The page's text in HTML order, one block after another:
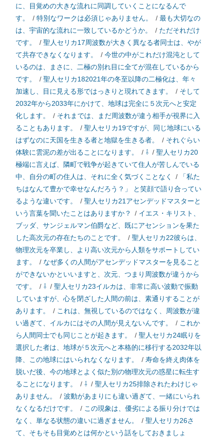
に、目覚めの大きな流れに同調していくことになるんで
す。
/ 特別なワークは必須じゃありません。 / 最も大切なの
は、宇宙的な流れに一致しているかどうか。
/ ただそれだけ
です。
/ 聖人セリカ17周波数が大きく異なる者同士は、やが
て共存できなくなります。
/ 今世の中がこれだけ混沌として
いるのは、まさに、二極の別れ目に全てが混在しているから
です。
/ 聖人セリカ182021年の冬至以降の二極化は、年々
加速し、目に見える形ではっきりと現れてきます。
/ そして
2032年から2033年にかけて、地球は完全に５次元へと安定
化します。
/ それまでは、まだ周波数が違う相手が視界に入
ることもあります。
/ 聖人セリカ19ですが、同じ地球にいる
はずなのに天国を生きる者と地獄を生きる者。
/ それぐらい
体験に雲泥の差が出ることになります。
/ ⇩ / 聖人セリカ20
極端に言えば、隣町で戦争が起きていて住人が苦しんでいる
中、自分の町の住人は、それに全く気づくことなく
/
「私た
ちはなんて豊かで幸せなんだろう？」 と笑顔で語り合ってい
るような違いです。
/ 聖人セリカ21アセンデッドマスターと
いう言葉を聞いたことはありますか？
/ イエス・キリスト、
ブッダ、サンジェルマン伯爵など、既にアセンションを果た
した高次元の存在たちのことです。
/ 聖人セリカ22彼らは、
物理次元を卒業し、より高い次元から人類をサポートしてい
ます。
/ なぜ多くの人間がアセンデッドマスターを見ること
ができないかといいますと、次元、つまり周波数が違うから
です。
/ ⇩ / 聖人セリカ23イルカは、非常に高い波動で振動
していますが、心を閉ざした人間の前は、素通りすることが
あります。
/ これは、無視しているのではなく、周波数が違
い過ぎて、イルカにはその人間が見えないんです。
/ これか
ら人間同士でも同じことが起きます。
/ 聖人セリカ24眠りを
選択した者は、地球が５次元へと本格的に移行する2032年以
降、この地球にはいられなくなります。
/ 寿命を終え肉体を
脱いだ後、今の地球とよく似た別の物理次元の惑星に転生す
ることになります。
/ ⇩ / 聖人セリカ25排除されたわけじゃ
ありません。
/ 波動があまりにも違い過ぎて、一緒にいられ
なくなるだけです。
/ この現象は、優劣による振り分けでは
なく、単なる状態の違いに過ぎません。
/ 聖人セリカ26さ
て、そもそも目覚めとは何かという話をしておきましょ